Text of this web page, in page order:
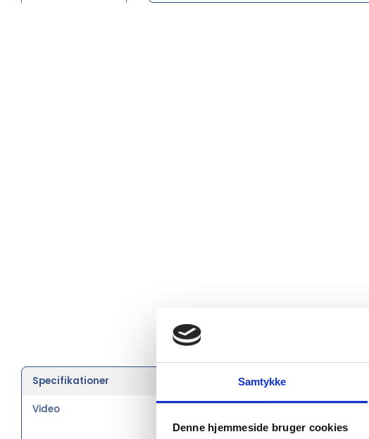
Samtykke
Denne hjemmeside bruger cookies
Specifikationer
Video
Farve